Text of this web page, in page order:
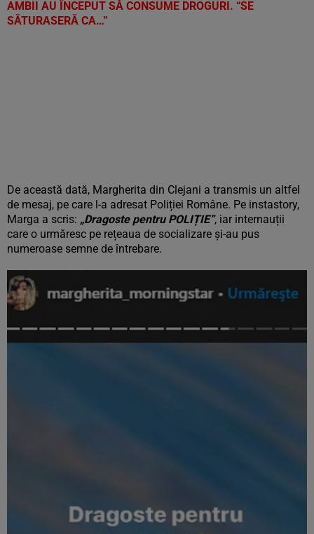
AMBII AU ÎNCEPUT SĂ CONSUME DROGURI. “SE
SĂTURASERĂ CA…”
De această dată, Margherita din Clejani a transmis un altfel
de mesaj, pe care l-a adresat Poliției Române. Pe instastory,
Marga a scris: „Dragoste pentru POLIȚIE”, iar internauții
care o urmăresc pe rețeaua de socializare și-au pus
numeroase semne de întrebare.